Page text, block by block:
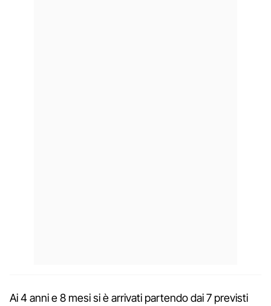
Ai 4 anni e 8 mesi si è arrivati partendo dai 7 previsti